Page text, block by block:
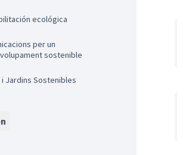
ecológica
sostenible
i Jardins Sostenibles